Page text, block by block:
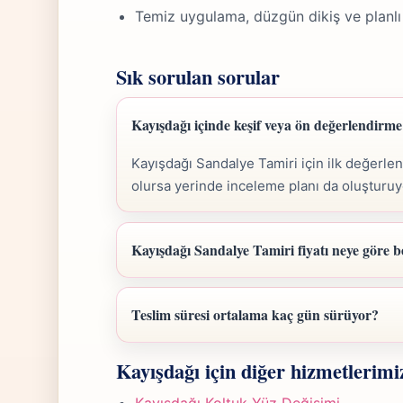
Temiz uygulama, düzgün dikiş ve
Sık sorulan sorular
Kayışdağı içinde keşif veya ön
Kayışdağı Sandalye Tamiri için ilk
olursa yerinde inceleme planı da
Kayışdağı Sandalye Tamiri fiyatı neye göre
Kayışdağı Sandalye Tamiri fiyatı; ölçü,
belirlenir. Fotoğraf gönderdiğinizde hızlıca
Teslim süresi ortalama kaç gün sürüyor?
iş günü hedefiyle çalışır, olası değişikliği
Kayışdağı için diğer